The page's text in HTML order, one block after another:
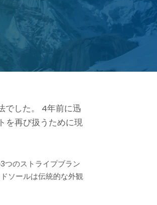
でした。 4年前に迅
を再び扱うために現
つのストライプブラン
ソールは伝統的な外観